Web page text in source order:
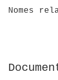
Nomes